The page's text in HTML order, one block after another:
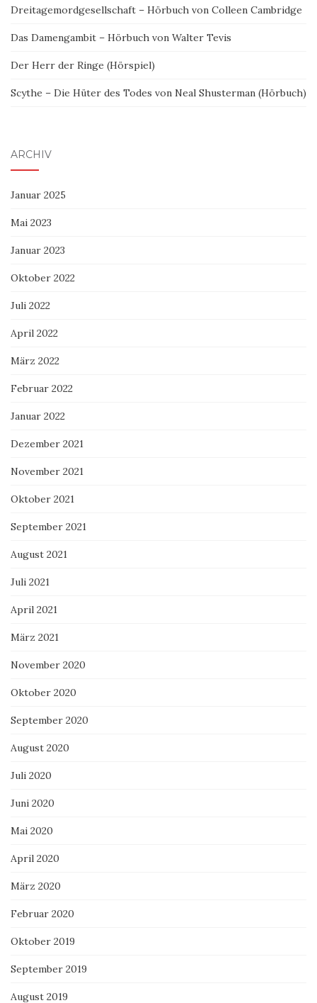
Dreitagemordgesellschaft – Hörbuch von Colleen Cambridge
Das Damengambit – Hörbuch von Walter Tevis
Der Herr der Ringe (Hörspiel)
Scythe – Die Hüter des Todes von Neal Shusterman (Hörbuch)
ARCHIV
Januar 2025
Mai 2023
Januar 2023
Oktober 2022
Juli 2022
April 2022
März 2022
Februar 2022
Januar 2022
Dezember 2021
November 2021
Oktober 2021
September 2021
August 2021
Juli 2021
April 2021
März 2021
November 2020
Oktober 2020
September 2020
August 2020
Juli 2020
Juni 2020
Mai 2020
April 2020
März 2020
Februar 2020
Oktober 2019
September 2019
August 2019